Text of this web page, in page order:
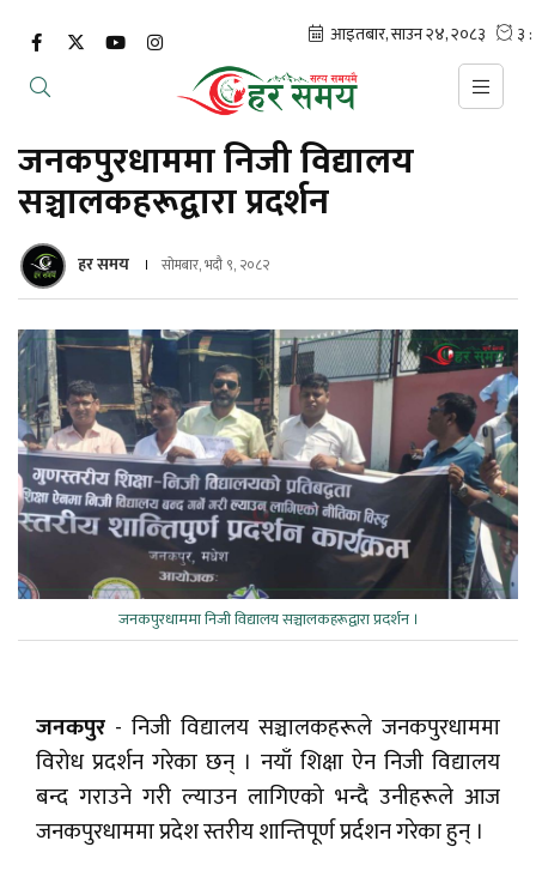
जनकपुरधाममा निजी विद्यालय
सञ्चालकहरूद्वारा प्रदर्शन
हर समय सोमबार, भदौ ९, २०८२
जनकपुरधाममा निजी विद्यालय सञ्चालकहरूद्वारा प्रदर्शन ।
जनकपुर - निजी विद्यालय सञ्चालकहरूले जनकपुरधाममा
विरोध प्रदर्शन गरेका छन् । नयाँ शिक्षा ऐन निजी विद्यालय
बन्द गराउने गरी ल्याउन लागिएको भन्दै उनीहरूले आज
जनकपुरधाममा प्रदेश स्तरीय शान्तिपूर्ण प्रर्दशन गरेका हुन् ।